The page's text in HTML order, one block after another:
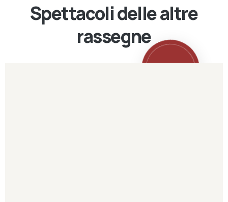
Spettacoli delle altre
rassegne